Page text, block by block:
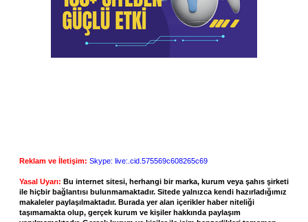
Reklam ve İletişim: Skype: live:.cid.575569c608265c69
Yasal Uyarı: Bu internet sitesi, herhangi bir marka, kurum veya şahıs şirketi
ile hiçbir bağlantısı bulunmamaktadır. Sitede yalnızca kendi hazırladığımız
makaleler paylaşılmaktadır. Burada yer alan içerikler haber niteliği
taşımamakta olup, gerçek kurum ve kişiler hakkında paylaşım